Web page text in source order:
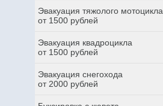
Эвакуация тяжолого мотоцикла
от 1500 рублей
Эвакуация квадроцикла
от 1500 рублей
Эвакуация снегохода
от 2000 рублей